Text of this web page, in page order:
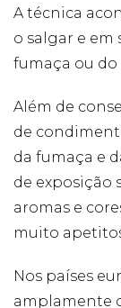
A técnica
o salgar e em
fumaça ou
Além de
de
da fumaça e
de exposição
aromas e
muito
Nos países
amplamente